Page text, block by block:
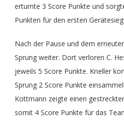
erturnte 3 Score Punkte und
Punkten für den ersten
Nach der Pause und dem
Sprung weiter. Dort verloren C.
jeweils 5 Score Punkte. Kneller
Sprung 2 Score Punkte
Kottmann zeigte einen
somit 4 Score Punkte für das